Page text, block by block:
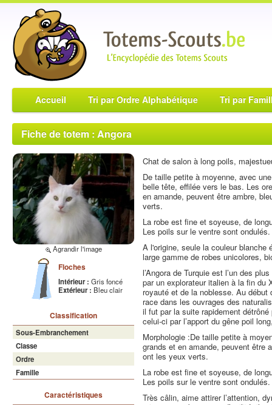
Accueil Tri par Ordre Alphabétique Tri par
Fiche de totem : Angora
Agrandir l'image
Floches
Intérieur : Gris foncé
Extérieur : Bleu clair
Classification
Sous-Embranchement
Classe
Ordre
Famille
Caractéristiques
Chat de salon à long poils,
De taille petite à moyenne, avec
belle tête, effilée vers le bas. Les
en amande, peuvent être ambre,
verts.
La robe est fine et soyeuse, de
Les poils sur le ventre sont
A l'origine, seule la couleur blanche
large gamme de robes unicolores,
l’Angora de Turquie est l’un des
par un explorateur italien à la fin
royauté et de la noblesse. Au
race dans les ouvrages des
il fut par la suite rapidement
celui-ci par l’apport du gêne poil
Morphologie :De taille petite à
grands et en amande, peuvent être
ont les yeux verts.
La robe est fine et soyeuse, de
Les poils sur le ventre sont ondulés.
Très câlin, aime attirer l’attention,